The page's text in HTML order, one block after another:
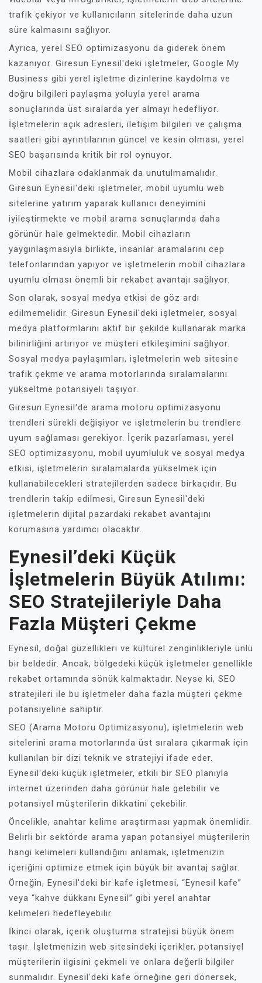
trafik çekiyor ve kullanıcıların sitelerinde daha uzun
süre kalmasını sağlıyor.
Ayrıca, yerel SEO optimizasyonu da giderek önem
kazanıyor. Giresun Eynesil'deki işletmeler, Google My
Business gibi yerel işletme dizinlerine kaydolma ve
doğru bilgileri paylaşma yoluyla yerel arama
sonuçlarında üst sıralarda yer almayı hedefliyor.
İşletmelerin açık adresleri, iletişim bilgileri ve çalışma
saatleri gibi ayrıntılarının güncel ve kesin olması, yerel
SEO başarısında kritik bir rol oynuyor.
Mobil cihazlara odaklanmak da unutulmamalıdır.
Giresun Eynesil'deki işletmeler, mobil uyumlu web
sitelerine yatırım yaparak kullanıcı deneyimini
iyileştirmekte ve mobil arama sonuçlarında daha
görünür hale gelmektedir. Mobil cihazların
yaygınlaşmasıyla birlikte, insanlar aramalarını cep
telefonlarından yapıyor ve işletmelerin mobil cihazlara
uyumlu olması önemli bir rekabet avantajı sağlıyor.
Son olarak, sosyal medya etkisi de göz ardı
edilmemelidir. Giresun Eynesil'deki işletmeler, sosyal
medya platformlarını aktif bir şekilde kullanarak marka
bilinirliğini artırıyor ve müşteri etkileşimini sağlıyor.
Sosyal medya paylaşımları, işletmelerin web sitesine
trafik çekme ve arama motorlarında sıralamalarını
yükseltme potansiyeli taşıyor.
Giresun Eynesil'de arama motoru optimizasyonu
trendleri sürekli değişiyor ve işletmelerin bu trendlere
uyum sağlaması gerekiyor. İçerik pazarlaması, yerel
SEO optimizasyonu, mobil uyumluluk ve sosyal medya
etkisi, işletmelerin sıralamalarda yükselmek için
kullanabilecekleri stratejilerden sadece birkaçıdır. Bu
trendlerin takip edilmesi, Giresun Eynesil'deki
işletmelerin dijital pazardaki rekabet avantajını
korumasına yardımcı olacaktır.
Eynesil’deki Küçük
İşletmelerin Büyük Atılımı:
SEO Stratejileriyle Daha
Fazla Müşteri Çekme
Eynesil, doğal güzellikleri ve kültürel zenginlikleriyle ünlü
bir beldedir. Ancak, bölgedeki küçük işletmeler genellikle
rekabet ortamında sönük kalmaktadır. Neyse ki, SEO
stratejileri ile bu işletmeler daha fazla müşteri çekme
potansiyeline sahiptir.
SEO (Arama Motoru Optimizasyonu), işletmelerin web
sitelerini arama motorlarında üst sıralara çıkarmak için
kullanılan bir dizi teknik ve stratejiyi ifade eder.
Eynesil'deki küçük işletmeler, etkili bir SEO planıyla
internet üzerinden daha görünür hale gelebilir ve
potansiyel müşterilerin dikkatini çekebilir.
Öncelikle, anahtar kelime araştırması yapmak önemlidir.
Belirli bir sektörde arama yapan potansiyel müşterilerin
hangi kelimeleri kullandığını anlamak, işletmenizin
içeriğini optimize etmek için büyük bir avantaj sağlar.
Örneğin, Eynesil'deki bir kafe işletmesi, “Eynesil kafe”
veya “kahve dükkanı Eynesil” gibi yerel anahtar
kelimeleri hedefleyebilir.
İkinci olarak, içerik oluşturma stratejisi büyük önem
taşır. İşletmenizin web sitesindeki içerikler, potansiyel
müşterilerin ilgisini çekmeli ve onlara değerli bilgiler
sunmalıdır. Eynesil'deki kafe örneğine geri dönersek,